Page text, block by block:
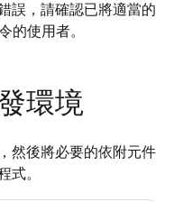
誤，請確認已將適當的
的使用者。
環境
然後將必要的依附元件
式。